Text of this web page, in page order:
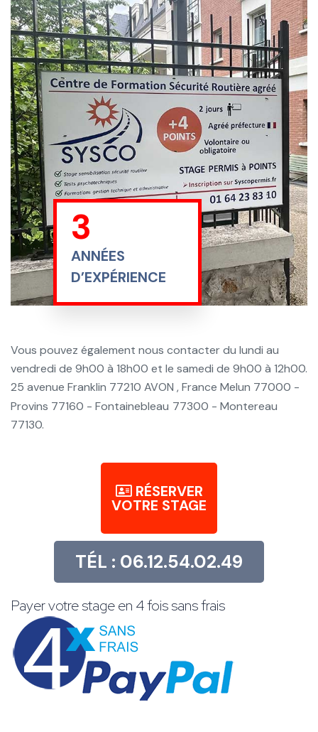
21
ANNÉES
D’EXPÉRIENCE
Vous pouvez également nous contacter du lundi au
vendredi de 9h00 à 18h00 et le samedi de 9h00 à 12h00.
25 avenue Franklin 77210 AVON , France Melun 77000 -
Provins 77160 - Fontainebleau 77300 - Montereau
77130.
RÉSERVER
VOTRE STAGE
TÉL : 06.12.54.02.49
Payer votre stage en 4 fois sans frais